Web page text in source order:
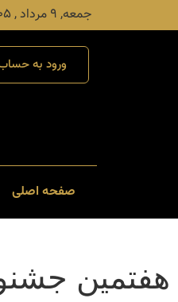
جمعه, ۹ مرداد , ۱۴۰۵
ورود به
صفحه اصلی
هفتمین